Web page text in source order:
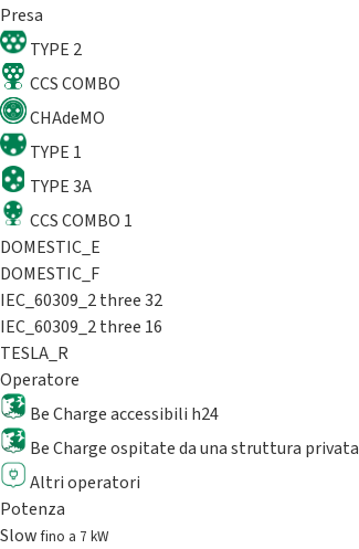
Presa
TYPE 2
CCS COMBO
CHAdeMO
TYPE 1
TYPE 3A
CCS COMBO 1
DOMESTIC_E
DOMESTIC_F
IEC_60309_2 three 32
IEC_60309_2 three 16
TESLA_R
Operatore
Be Charge accessibili h24
Be Charge ospitate da una struttura privata
Altri operatori
Potenza
Slowfino a 7 kW